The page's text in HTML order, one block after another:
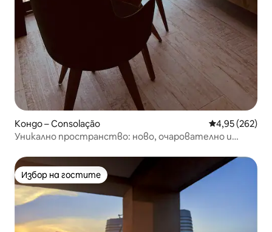
Кондо – Consolação Средна
4,95 (262)
Уникално пространство: ново, очарователно и
Избор на гостите
Избор на гостите